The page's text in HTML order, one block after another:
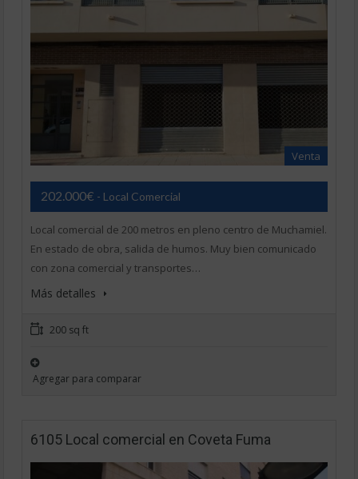
Venta
202.000€ - Local Comercial
Local comercial de 200 metros en pleno centro de Muchamiel.
En estado de obra, salida de humos. Muy bien comunicado
con zona comercial y transportes…
Más detalles
200 sq ft
Agregar para comparar
6105 Local comercial en Coveta Fuma